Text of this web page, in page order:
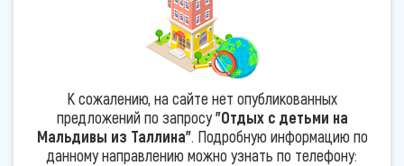
К сожалению, на сайте нет опубликованных
предложений по запросу"Отдых с детьми на
Мальдивы из Таллина". Подробную информацию по
данному направлению можно узнать по телефону: